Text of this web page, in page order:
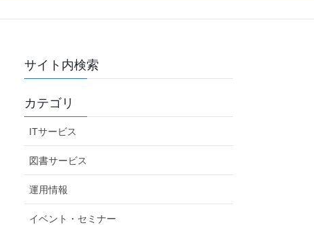
サイト内検索
カテゴリ
ITサービス
図書サービス
運用情報
イベント・セミナー